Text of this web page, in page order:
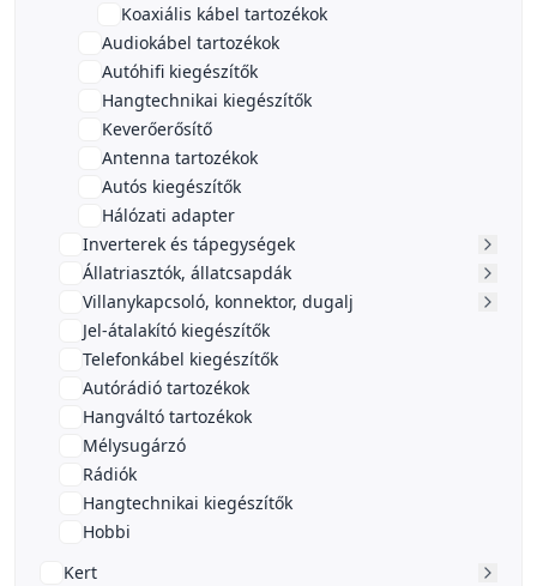
Koaxiális kábel tartozékok
Audiokábel tartozékok
Autóhifi kiegészítők
Hangtechnikai kiegészítők
Keverőerősítő
Antenna tartozékok
Autós kiegészítők
Hálózati adapter
Inverterek és tápegységek
Állatriasztók, állatcsapdák
Villanykapcsoló, konnektor, dugalj
Jel-átalakító kiegészítők
Telefonkábel kiegészítők
Autórádió tartozékok
Hangváltó tartozékok
Mélysugárzó
Rádiók
Hangtechnikai kiegészítők
Hobbi
Kert